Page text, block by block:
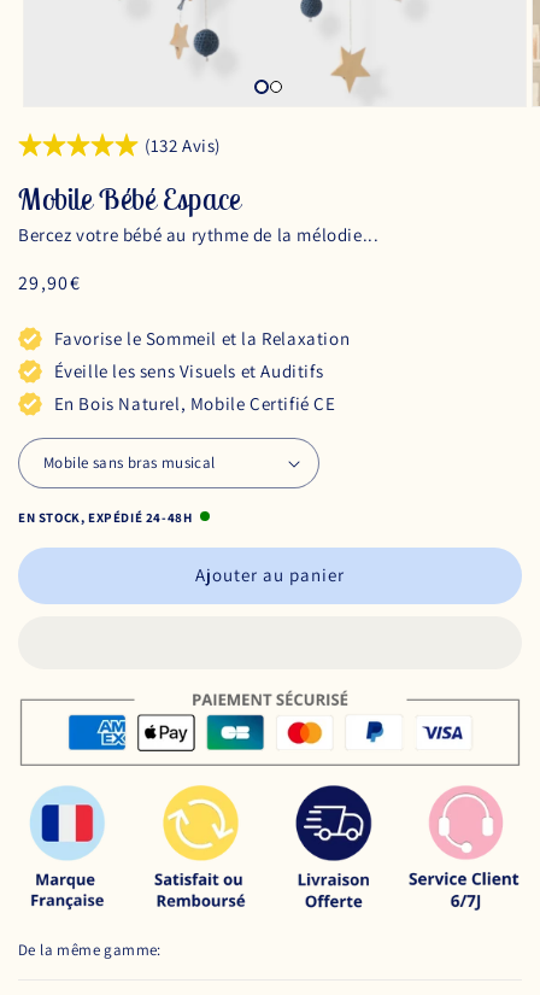
(132 Avis)
Mobile Bébé Espace
Bercez votre bébé au rythme de la mélodie...
Prix
29,90€
Favorise le Sommeil et la Relaxation
Éveille les sens Visuels et Auditifs
En Bois Naturel, Mobile Certifié CE
EN STOCK, EXPÉDIÉ 24-48H
Ajouter au panier
De la même gamme: